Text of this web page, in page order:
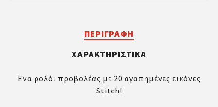
ΠΕΡΙΓΡΑΦΉ
ΧΑΡΑΚΤΗΡΙΣΤΙΚΆ
Ένα ρολόι προβολέας με 20 αγαπημένες εικόνες
Stitch!